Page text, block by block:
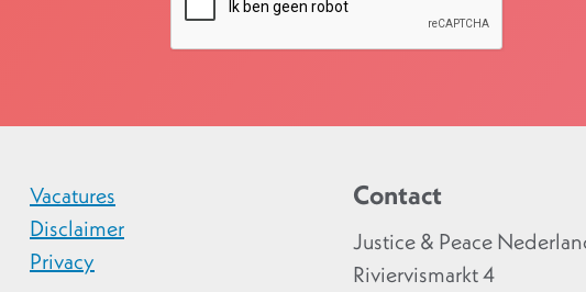
Vacatures
Disclaimer
Privacy
Contact
Justice & Peace
Riviervismarkt 4